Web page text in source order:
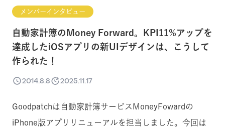
メンバーインタビュー
自動家計簿のMoney Forward。KPI11%アップを
達成したiOSアプリの新UIデザインは、こうして
作られた！
2014.8.8 2025.11.17
Goodpatchは自動家計簿サービスMoneyFowardの
iPhone版アプリリニューアルを担当しました。今回は